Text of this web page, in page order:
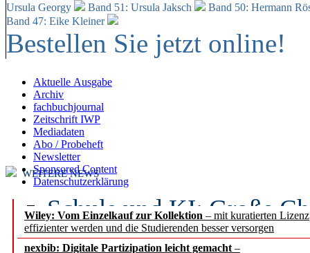
Ursula Georgy
Band 51: Ursula Jaksch Band 50: Hermann
Band 47: Eike Kleiner
Bestellen Sie jetzt online!
Aktuelle Ausgabe
Archiv
fachbuchjournal
Zeitschrift IWP
Mediadaten
Abo / Probeheft
Newsletter
Sponsored Content
Datenschutzerklärung
Wiley: Vom Einzelkauf zur Kollektion – mit kuratierten
effizienter werden und die Studierenden besser versorgen
nexbib: Digitale Partizipation leicht gemacht –
WEITERE NEWS
Schule und KI: Große
Voraussetzungen